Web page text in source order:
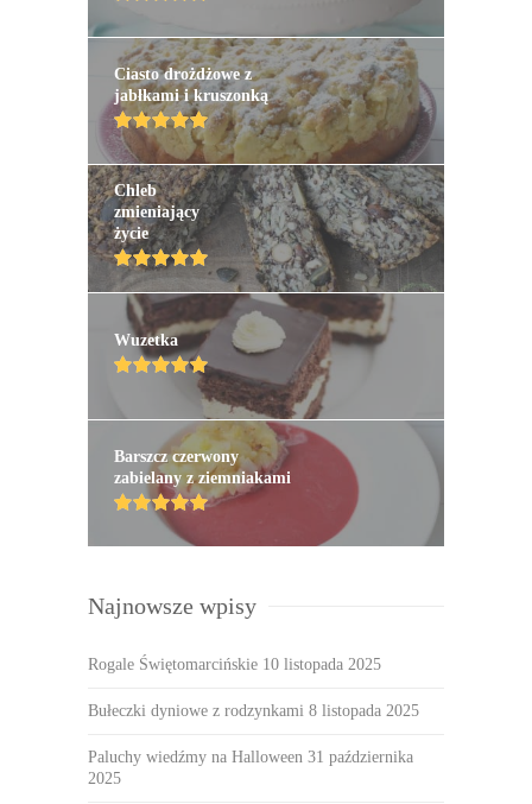
Ciasto drożdżowe z
jabłkami i kruszonką
Chleb
zmieniający
życie
Wuzetka
Barszcz czerwony
zabielany z ziemniakami
Najnowsze wpisy
Rogale Świętomarcińskie 10 listopada 2025
Bułeczki dyniowe z rodzynkami 8 listopada 2025
Paluchy wiedźmy na Halloween 31 października
2025